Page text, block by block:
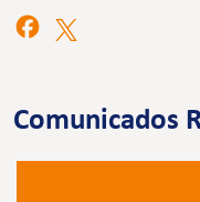
Comunicados